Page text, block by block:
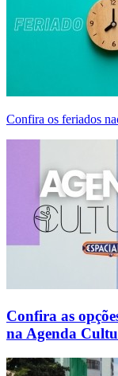
Confira os feriados
Confira as
na Agenda